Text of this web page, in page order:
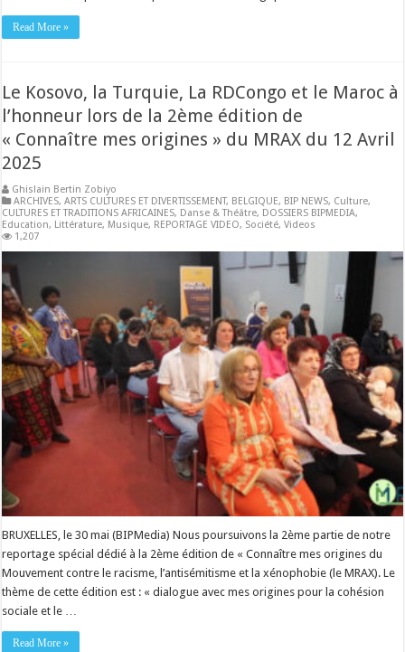
Read More »
Le Kosovo, la Turquie, La RDCongo et le Maroc à
l’honneur lors de la 2ème édition de
« Connaître mes origines » du MRAX du 12 Avril
2025
Ghislain Bertin Zobiyo
ARCHIVES,ARTS CULTURES ET DIVERTISSEMENT, BELGIQUE, BIP NEWS, Culture,
CULTURES ET TRADITIONS AFRICAINES, Danse & Théâtre, DOSSIERS BIPMEDIA,
Education, Littérature, Musique, REPORTAGE VIDEO, Société,Videos
1,207
BRUXELLES, le 30 mai (BIPMedia) Nous poursuivons la 2ème partie de notre
reportage spécial dédié à la 2ème édition de « Connaître mes origines du
Mouvement contre le racisme, l’antisémitisme et la xénophobie (le MRAX). Le
thème de cette édition est : « dialogue avec mes origines pour la cohésion
sociale et le …
Read More »